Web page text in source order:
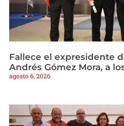
Fallece el expresidente
Andrés Gómez Mora, a
agosto 6, 2026